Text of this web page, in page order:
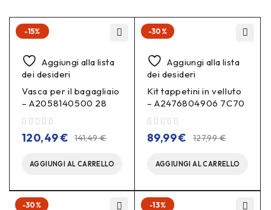
-15%
Aggiungi alla lista
dei desideri
Vasca per il bagagliaio
– A2058140500 28
141,49€
120,49€
AGGIUNGI AL CARRELLO
-30%
Aggiungi alla lista
dei desideri
Kit tappetini in velluto
– A2476804906 7C70
127,99€
89,99€
AGGIUNGI AL CARRELLO
-30% -13%